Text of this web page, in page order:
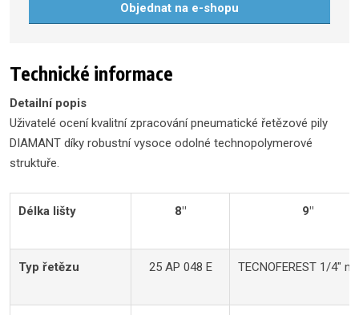
Objednat na e-shopu
Technické informace
Detailní popis
Uživatelé ocení kvalitní zpracování pneumatické řetězové pily
DIAMANT díky robustní vysoce odolné technopolymerové
struktuře.
Délka lišty 8" 9"
Typ řetězu 25 AP 048 E TECNOFEREST 1/4"